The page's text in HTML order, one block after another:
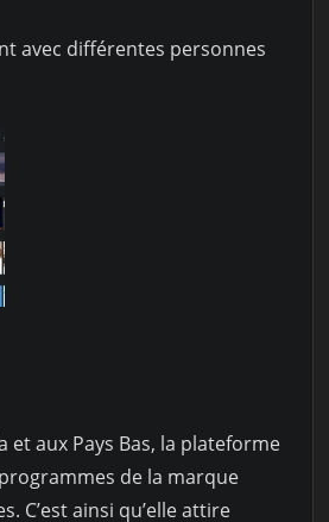
avec différentes personnes
et aux Pays Bas, la plateforme
de la marque
C’est ainsi qu’elle attire